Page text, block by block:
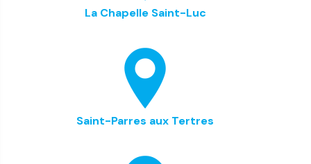
La Chapelle Saint-Luc
Saint-Parres aux Tertres